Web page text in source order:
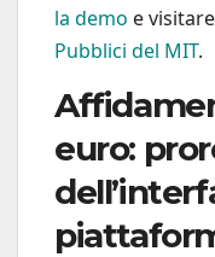
la demo e
Pubblici del MIT.
euro: